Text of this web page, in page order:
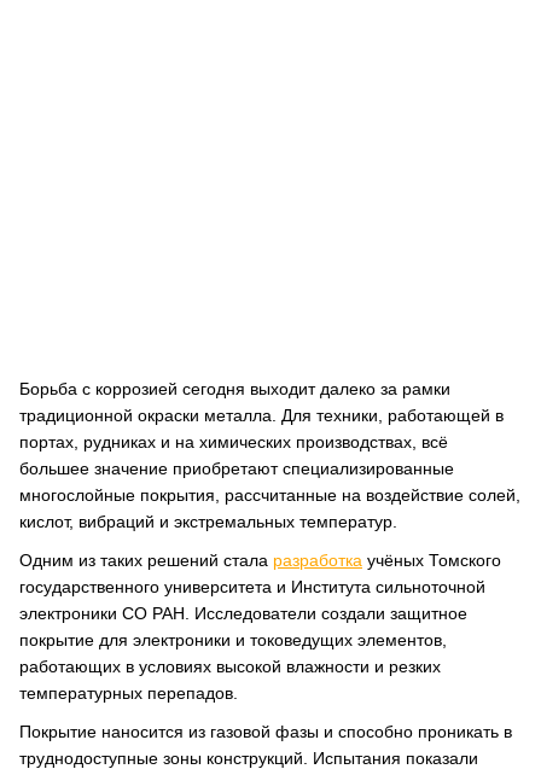
Борьба с коррозией сегодня выходит далеко за рамки
традиционной окраски металла. Для техники, работающей в
портах, рудниках и на химических производствах, всё
большее значение приобретают специализированные
многослойные покрытия, рассчитанные на воздействие солей,
кислот, вибраций и экстремальных температур.
Одним из таких решений стала разработка учёных Томского
государственного университета и Института сильноточной
электроники СО РАН. Исследователи создали защитное
покрытие для электроники и токоведущих элементов,
работающих в условиях высокой влажности и резких
температурных перепадов.
Покрытие наносится из газовой фазы и способно проникать в
труднодоступные зоны конструкций. Испытания показали